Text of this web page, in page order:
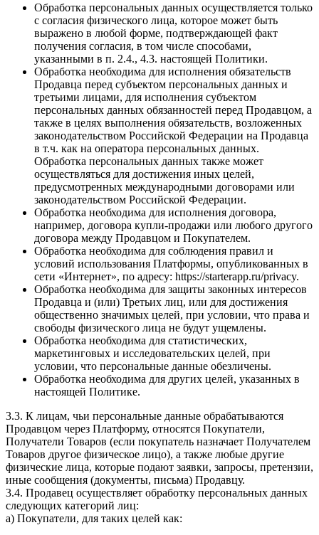
Обработка персональных данных осуществляется только
с согласия физического лица, которое может быть
выражено в любой форме, подтверждающей факт
получения согласия, в том числе способами,
указанными в п. 2.4., 4.3. настоящей Политики.
Обработка необходима для исполнения обязательств
Продавца перед субъектом персональных данных и
третьими лицами, для исполнения субъектом
персональных данных обязанностей перед Продавцом, а
также в целях выполнения обязательств, возложенных
законодательством Российской Федерации на Продавца
в т.ч. как на оператора персональных данных.
Обработка персональных данных также может
осуществляться для достижения иных целей,
предусмотренных международными договорами или
законодательством Российской Федерации.
Обработка необходима для исполнения договора,
например, договора купли-продажи или любого другого
договора между Продавцом и Покупателем.
Обработка необходима для соблюдения правил и
условий использования Платформы, опубликованных в
сети «Интернет», по адресу: https://starterapp.ru/privacy.
Обработка необходима для защиты законных интересов
Продавца и (или) Третьих лиц, или для достижения
общественно значимых целей, при условии, что права и
свободы физического лица не будут ущемлены.
Обработка необходима для статистических,
маркетинговых и исследовательских целей, при
условии, что персональные данные обезличены.
Обработка необходима для других целей, указанных в
настоящей Политике.
3.3. К лицам, чьи персональные данные обрабатываются
Продавцом через Платформу, относятся Покупатели,
Получатели Товаров (если покупатель назначает Получателем
Товаров другое физическое лицо), а также любые другие
физические лица, которые подают заявки, запросы, претензии,
иные сообщения (документы, письма) Продавцу.
3.4. Продавец осуществляет обработку персональных данных
следующих категорий лиц:
a) Покупатели, для таких целей как: